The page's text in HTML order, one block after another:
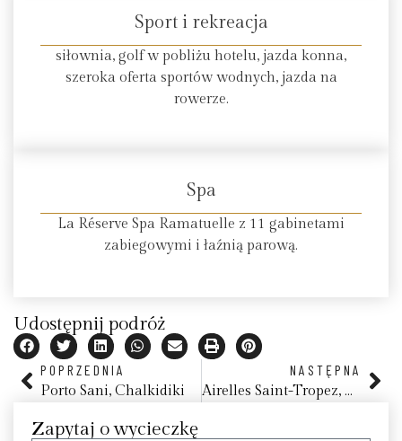
Sport i rekreacja
siłownia, golf w pobliżu hotelu, jazda konna,
szeroka oferta sportów wodnych, jazda na
rowerze.
Spa
La Réserve Spa Ramatuelle z 11 gabinetami
zabiegowymi i łaźnią parową.
Udostępnij podróż
POPRZEDNIA
Porto Sani, Chalkidiki
NASTĘPNA
Airelles Saint-Tropez, Château de la Messardière
Zapytaj o wycieczkę